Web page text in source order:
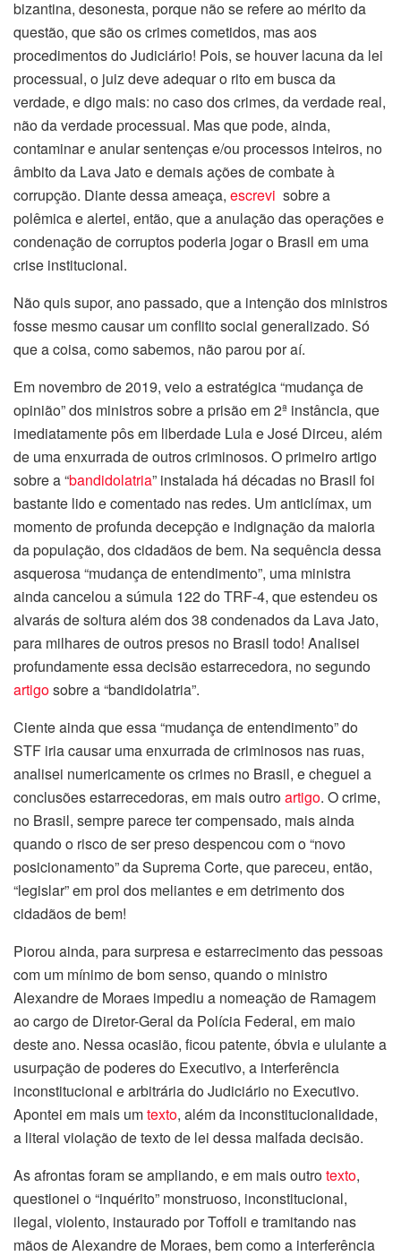
bizantina, desonesta, porque não se refere ao mérito da
questão, que são os crimes cometidos, mas aos
procedimentos do Judiciário! Pois, se houver lacuna da lei
processual, o juiz deve adequar o rito em busca da
verdade, e digo mais: no caso dos crimes, da verdade real,
não da verdade processual. Mas que pode, ainda,
contaminar e anular sentenças e/ou processos inteiros, no
âmbito da Lava Jato e demais ações de combate à
corrupção. Diante dessa ameaça, escrevi sobre a
polêmica e alertei, então, que a anulação das operações e
condenação de corruptos poderia jogar o Brasil em uma
crise institucional.
Não quis supor, ano passado, que a intenção dos ministros
fosse mesmo causar um conflito social generalizado. Só
que a coisa, como sabemos, não parou por aí.
Em novembro de 2019, veio a estratégica “mudança de
opinião” dos ministros sobre a prisão em 2ª instância, que
imediatamente pôs em liberdade Lula e José Dirceu, além
de uma enxurrada de outros criminosos. O primeiro artigo
sobre a “bandidolatria” instalada há décadas no Brasil foi
bastante lido e comentado nas redes. Um anticlímax, um
momento de profunda decepção e indignação da maioria
da população, dos cidadãos de bem. Na sequência dessa
asquerosa “mudança de entendimento”, uma ministra
ainda cancelou a súmula 122 do TRF-4, que estendeu os
alvarás de soltura além dos 38 condenados da Lava Jato,
para milhares de outros presos no Brasil todo! Analisei
profundamente essa decisão estarrecedora, no segundo
artigosobre a “bandidolatria”.
Ciente ainda que essa “mudança de entendimento” do
STF iria causar uma enxurrada de criminosos nas ruas,
analisei numericamente os crimes no Brasil, e cheguei a
conclusões estarrecedoras, em mais outroartigo. O crime,
no Brasil, sempre parece ter compensado, mais ainda
quando o risco de ser preso despencou com o “novo
posicionamento” da Suprema Corte, que pareceu, então,
“legislar” em prol dos meliantes e em detrimento dos
cidadãos de bem!
Piorou ainda, para surpresa e estarrecimento das pessoas
com um mínimo de bom senso, quando o ministro
Alexandre de Moraes impediu a nomeação de Ramagem
ao cargo de Diretor-Geral da Polícia Federal, em maio
deste ano. Nessa ocasião, ficou patente, óbvia e ululante a
usurpação de poderes do Executivo, a interferência
inconstitucional e arbitrária do Judiciário no Executivo.
Apontei em mais umtexto, além da inconstitucionalidade,
a literal violação de texto de lei dessa malfada decisão.
As afrontas foram se ampliando, e em mais outrotexto,
questionei o “inquérito” monstruoso, inconstitucional,
ilegal, violento, instaurado por Toffoli e tramitando nas
mãos de Alexandre de Moraes, bem como a interferência